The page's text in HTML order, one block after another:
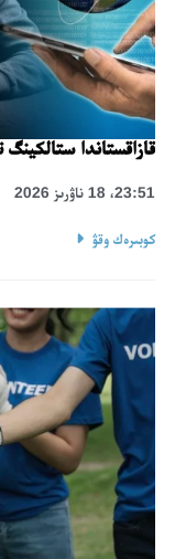
قازاقستاندا
23:51، 18 ناۋرىز 2026
كوبىرەك وقۋ